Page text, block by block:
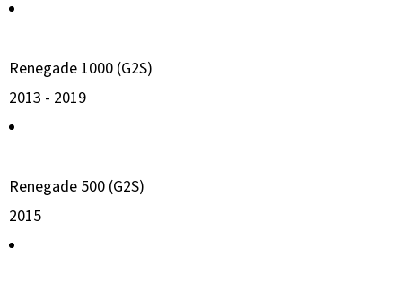
Renegade 1000 (G2S)
2013 - 2019
Renegade 500 (G2S)
2015